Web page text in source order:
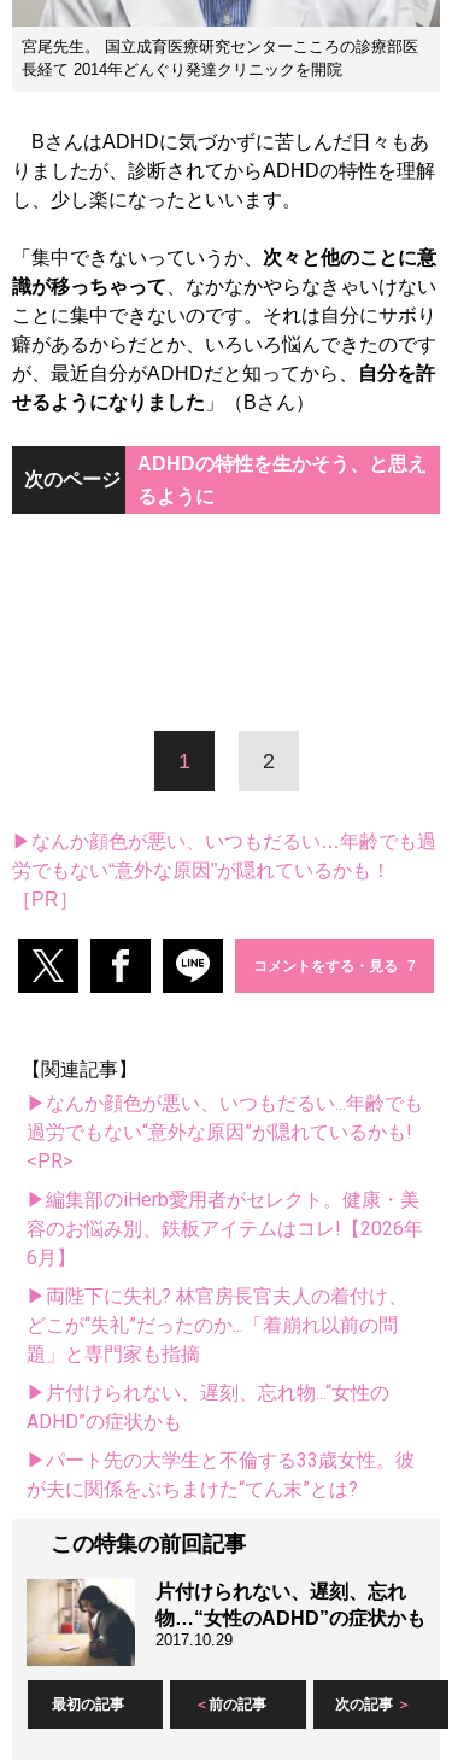
宮尾先生。 国立成育医療研究センターこころの診療部医
長経て 2014年どんぐり発達クリニックを開院
BさんはADHDに気づかずに苦しんだ日々もあ
りましたが、診断されてからADHDの特性を理解
し、少し楽になったといいます。
「集中できないっていうか、 次々と他のことに意
識が移っちゃって 、なかなかやらなきゃいけない
ことに集中できないのです。それは自分にサボり
癖があるからだとか、いろいろ悩んできたのです
が、最近自分がADHDだと知ってから、
自分を許
せるようになりました 」（Bさん）
次のページ
ADHDの特性を生かそう、と思え
るように
1 2
▶なんか顔色が悪い、いつもだるい…年齢でも過
労でもない“意外な原因”が隠れているかも！
［PR］
コメントをする・見る
【関連記事】
▶なんか顔色が悪い、いつもだるい...年齢でも
過労でもない“意外な原因”が隠れているかも!
<PR>
▶編集部のiHerb愛用者がセレクト。健康・美
容のお悩み別、鉄板アイテムはコレ!【2026年
6月】
▶両陛下に失礼? 林官房長官夫人の着付け、
どこが“失礼”だったのか...「着崩れ以前の問
題」と専門家も指摘
▶片付けられない、遅刻、忘れ物...“女性の
ADHD”の症状かも
▶パート先の大学生と不倫する33歳女性。彼
が夫に関係をぶちまけた“てん末”とは?
この特集の前回記事
片付けられない、遅刻、忘れ
物…“女性のADHD”の症状かも
2017.10.29
最初の記事 前の記事 次の記事